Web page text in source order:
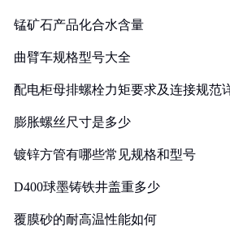
锰矿石产品化合水含量
曲臂车规格型号大全
配电柜母排螺栓力矩要求及连接规范
膨胀螺丝尺寸是多少
镀锌方管有哪些常见规格和型号
D400球墨铸铁井盖重多少
覆膜砂的耐高温性能如何